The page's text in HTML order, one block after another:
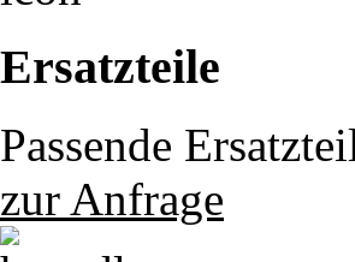
Ersatzteile
Passende
zur Anfrage